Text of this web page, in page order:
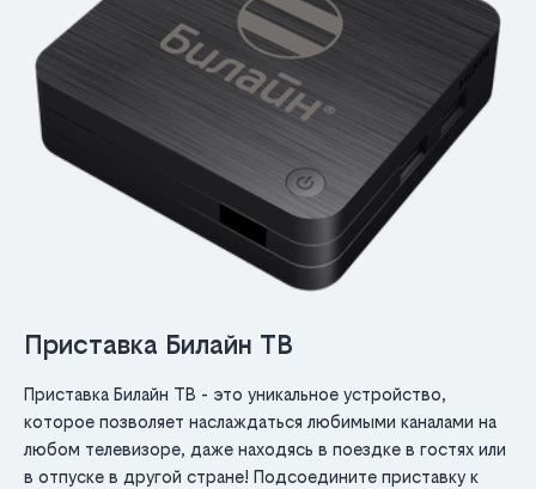
Приставка Билайн ТВ
Приставка Билайн ТВ - это уникальное устройство,
которое позволяет наслаждаться любимыми каналами на
любом телевизоре, даже находясь в поездке в гостях или
в отпуске в другой стране! Подсоедините приставку к